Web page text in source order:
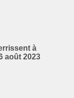
à
août 2023